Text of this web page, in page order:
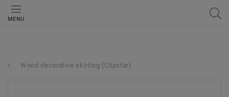
MENU
Wood decorative skirting (Clipstar)